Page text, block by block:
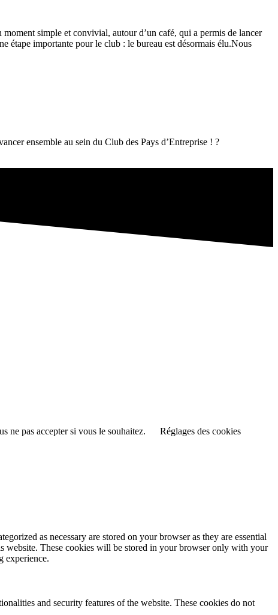
simple et convivial, autour d’un café, qui a permis de lancer
étape importante pour le club : le bureau est désormais élu.Nous
ensemble au sein du Club des Pays d’Entreprise ! ?
ne pas accepter si vous le souhaitez.
Réglages des cookies
as necessary are stored on your browser as they are essential
website. These cookies will be stored in your browser only with your
experience.
and security features of the website. These cookies do not